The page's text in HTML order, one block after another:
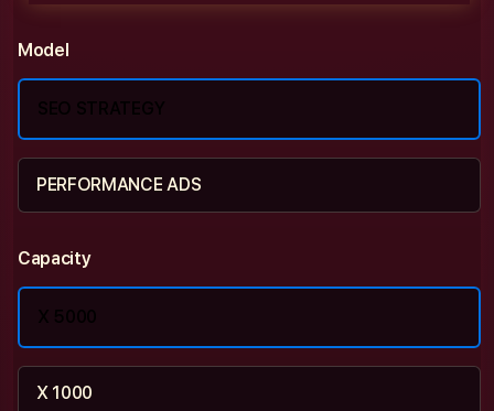
Model
SEO STRATEGY
PERFORMANCE ADS
Capacity
X 5000
X 1000